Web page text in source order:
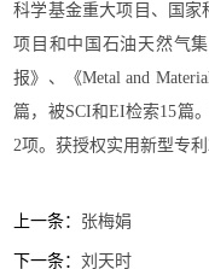
科学基金重大项目、国家
项目和中国石油天然气
报》、《Metal and
篇，被SCI和EI检索15篇
2项。获授权实用新型专利
上一条： 张梅娟
下一条：刘天时